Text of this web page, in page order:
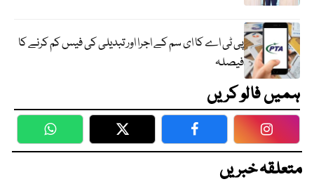
پی ٹی اے کا ای سم کے اجرا اور تبدیلی کی فیس کم کرنے کا
فیصلہ
ہمیں فالو کریں
WhatsApp Twitter Facebook
متعلقہ خبریں